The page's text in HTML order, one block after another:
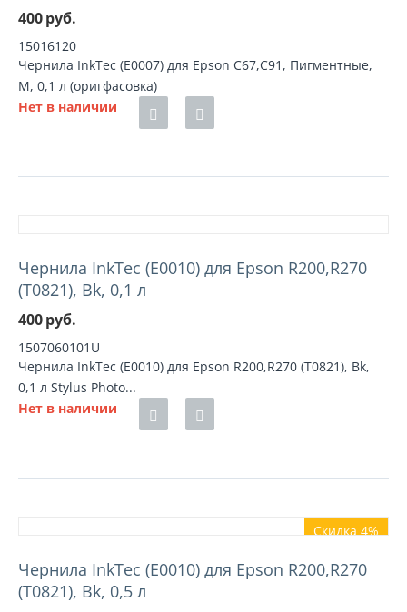
400руб.
15016120
Чернила InkTec (E0007) для Epson C67,C91, Пигментные,
M, 0,1 л (оригфасовка)
Нет в наличии
Чернила InkTec (E0010) для Epson R200,R270
(T0821), Bk, 0,1 л
400руб.
1507060101U
Чернила InkTec (E0010) для Epson R200,R270 (T0821), Bk,
0,1 л Stylus Photo...
Нет в наличии
Скидка 4%
Чернила InkTec (E0010) для Epson R200,R270
(T0821), Bk, 0,5 л